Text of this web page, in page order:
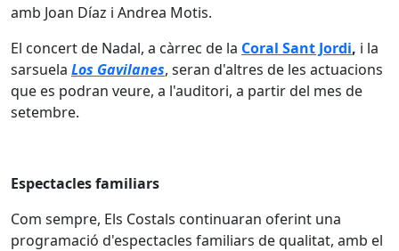
amb Joan Díaz i Andrea Motis.
El concert de Nadal, a càrrec de la Coral Sant Jordi, i la
sarsuela Los Gavilanes, seran d'altres de les actuacions
que es podran veure, a l'auditori, a partir del mes de
setembre.
Espectacles familiars
Com sempre, Els Costals continuaran oferint una
programació d'espectacles familiars de qualitat, amb el